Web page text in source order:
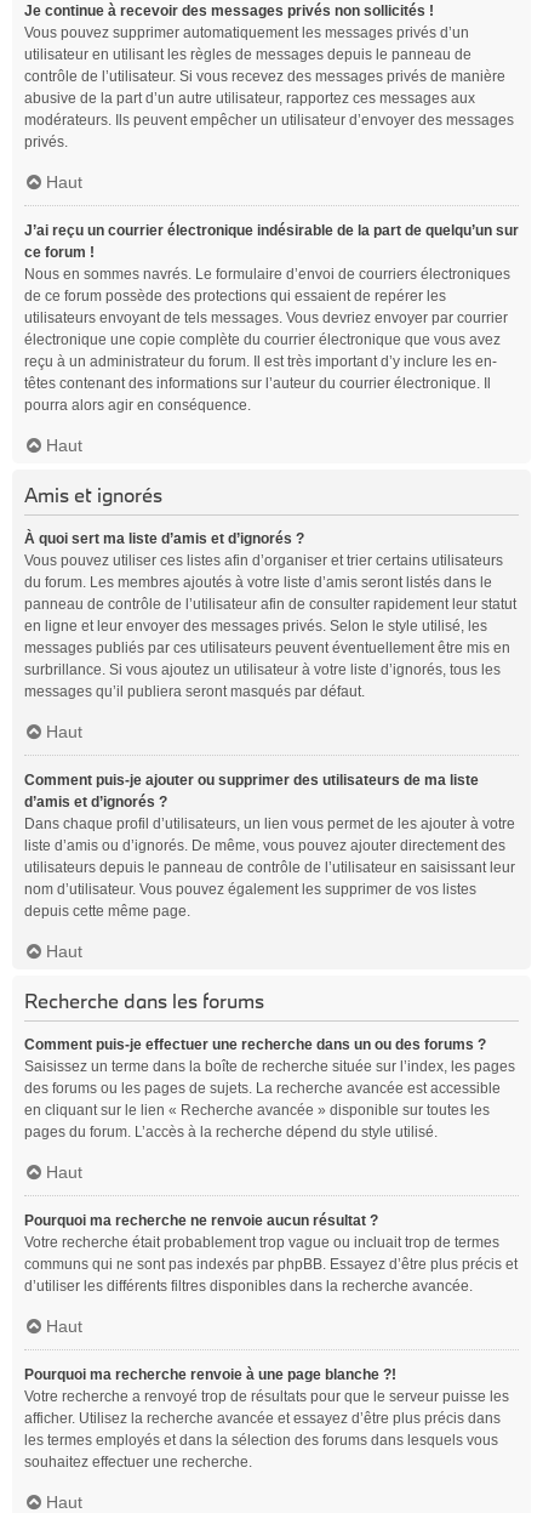
Je continue à recevoir des messages privés non sollicités !
Vous pouvez supprimer automatiquement les messages privés d’un
utilisateur en utilisant les règles de messages depuis le panneau de
contrôle de l’utilisateur. Si vous recevez des messages privés de manière
abusive de la part d’un autre utilisateur, rapportez ces messages aux
modérateurs. Ils peuvent empêcher un utilisateur d’envoyer des messages
privés.
Haut
J’ai reçu un courrier électronique indésirable de la part de quelqu’un sur
ce forum !
Nous en sommes navrés. Le formulaire d’envoi de courriers électroniques
de ce forum possède des protections qui essaient de repérer les
utilisateurs envoyant de tels messages. Vous devriez envoyer par courrier
électronique une copie complète du courrier électronique que vous avez
reçu à un administrateur du forum. Il est très important d’y inclure les en-
têtes contenant des informations sur l’auteur du courrier électronique. Il
pourra alors agir en conséquence.
Haut
Amis et ignorés
À quoi sert ma liste d’amis et d’ignorés ?
Vous pouvez utiliser ces listes afin d’organiser et trier certains utilisateurs
du forum. Les membres ajoutés à votre liste d’amis seront listés dans le
panneau de contrôle de l’utilisateur afin de consulter rapidement leur statut
en ligne et leur envoyer des messages privés. Selon le style utilisé, les
messages publiés par ces utilisateurs peuvent éventuellement être mis en
surbrillance. Si vous ajoutez un utilisateur à votre liste d’ignorés, tous les
messages qu’il publiera seront masqués par défaut.
Haut
Comment puis-je ajouter ou supprimer des utilisateurs de ma liste
d’amis et d’ignorés ?
Dans chaque profil d’utilisateurs, un lien vous permet de les ajouter à votre
liste d’amis ou d’ignorés. De même, vous pouvez ajouter directement des
utilisateurs depuis le panneau de contrôle de l’utilisateur en saisissant leur
nom d’utilisateur. Vous pouvez également les supprimer de vos listes
depuis cette même page.
Haut
Recherche dans les forums
Comment puis-je effectuer une recherche dans un ou des forums ?
Saisissez un terme dans la boîte de recherche située sur l’index, les pages
des forums ou les pages de sujets. La recherche avancée est accessible
en cliquant sur le lien « Recherche avancée » disponible sur toutes les
pages du forum. L’accès à la recherche dépend du style utilisé.
Haut
Pourquoi ma recherche ne renvoie aucun résultat ?
Votre recherche était probablement trop vague ou incluait trop de termes
communs qui ne sont pas indexés par phpBB. Essayez d’être plus précis et
d’utiliser les différents filtres disponibles dans la recherche avancée.
Haut
Pourquoi ma recherche renvoie à une page blanche ?!
Votre recherche a renvoyé trop de résultats pour que le serveur puisse les
afficher. Utilisez la recherche avancée et essayez d’être plus précis dans
les termes employés et dans la sélection des forums dans lesquels vous
souhaitez effectuer une recherche.
Haut